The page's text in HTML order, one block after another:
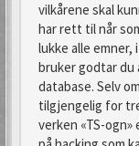
vilkårene skal
har rett til når
lukke alle emner,
bruker godtar du
database. Selv
tilgjengelig for
verken «TS-